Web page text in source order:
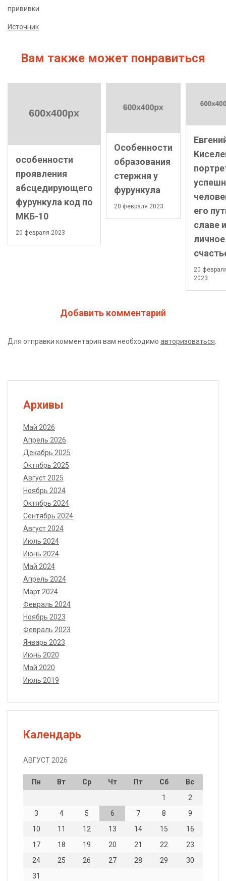
прививки.
Источник
Вам также может понравиться
особенности
проявления
абсцедирующего
фурункула код по
МКБ-10
20 февраля 2023
Особенности
образования
стержня у
фурункула
20 февраля 2023
его
славе и
личное
20
2023
Добавить комментарий
Для отправки комментария вам необходимо авторизоваться
Архивы
Май 2026
Апрель 2026
Декабрь 2025
Октябрь 2025
Август 2025
Ноябрь 2024
Октябрь 2024
Сентябрь 2024
Август 2024
Июль 2024
Июнь 2024
Май 2024
Апрель 2024
Март 2024
Февраль 2024
Ноябрь 2023
Февраль 2023
Январь 2023
Июнь 2020
Май 2020
Июль 2019
Календарь
АВГУСТ 2026
Пн Вт Ср Чт Пт Сб
Вс
1
2
3
4 5 6 7 8
9
10
11 12 13 14 15
16
17
18 19 20 21 22
23
24
25 26 27 28 29
30
31